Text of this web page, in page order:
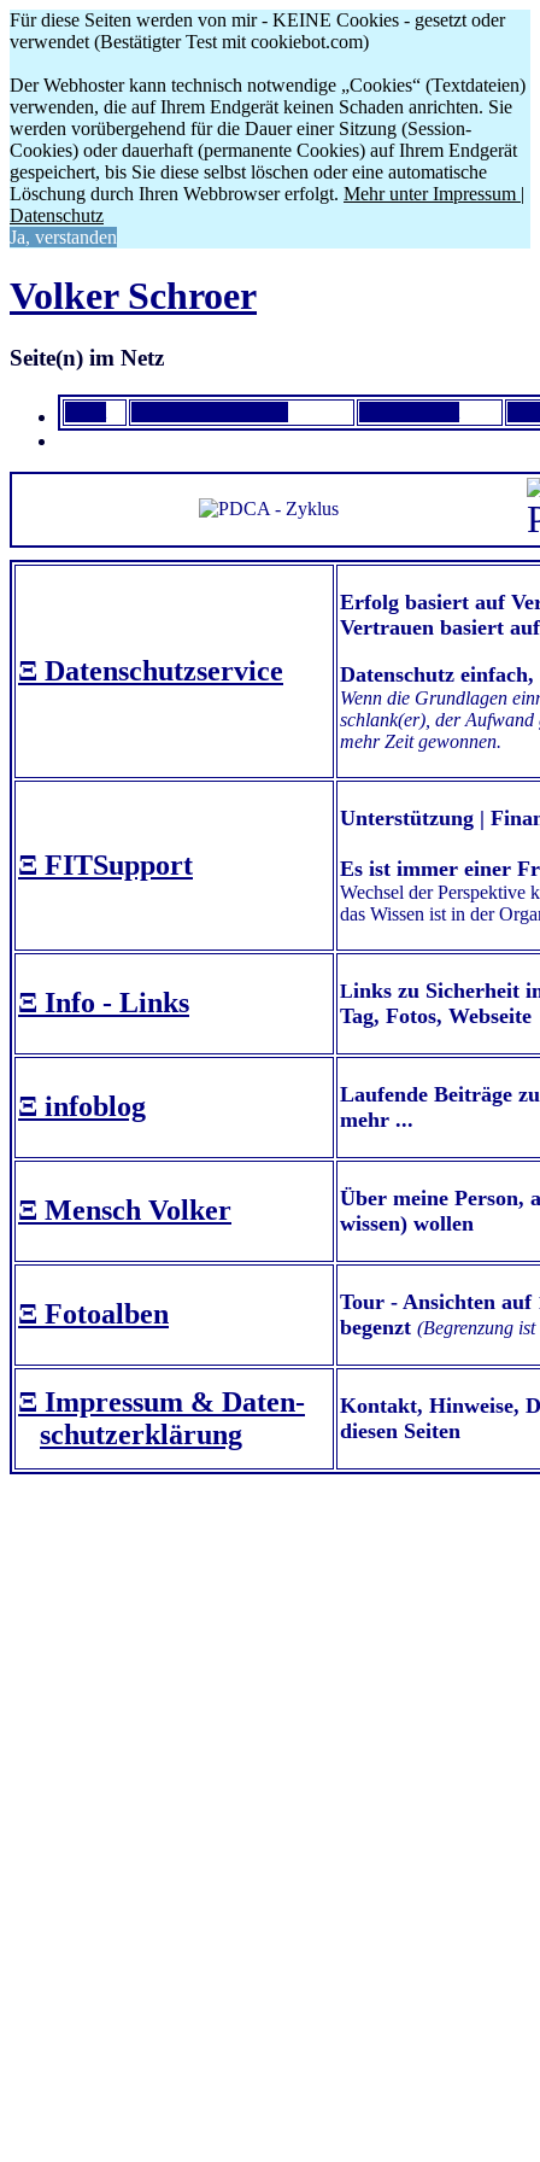
Für diese Seiten werden von mir - KEINE Cookies - gesetzt oder
verwendet (Bestätigter Test mit cookiebot.com)
Der Webhoster kann technisch notwendige „Cookies“ (Textdateien)
verwenden, die auf Ihrem Endgerät keinen Schaden anrichten. Sie
werden vorübergehend für die Dauer einer Sitzung (Session-
Cookies) oder dauerhaft (permanente Cookies) auf Ihrem Endgerät
gespeichert, bis Sie diese selbst löschen oder eine automatische
Löschung durch Ihren Webbrowser erfolgt. Mehr unter Impressum |
Datenschutz
Ja, verstanden
Volker Schroer
Seite(n) im Netz
Ξ Datenschutzservice
Erfolg basiert auf
Vertrauen basiert
Datenschutz
Wenn die Grundlagen
schlank(er), der
mehr Zeit gewonnen.
Ξ FITSupport
Unterstützung |
Es ist immer einer
Wechsel der Perspektive
das Wissen ist in der
Ξ Info - Links Links zu Sicherheit
Tag, Fotos, Webseite
Ξ infoblog
Laufende Beiträge
mehr ...
Ξ Mensch Volker
Über meine Person,
wissen) wollen
Ξ Fotoalben
Tour - Ansichten
begenzt (Begrenzung
Ξ Impressum & Daten-
schutzerklärung
Kontakt, Hinweise,
diesen Seiten